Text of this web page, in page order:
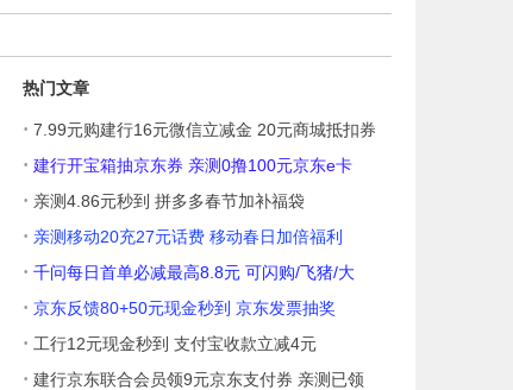
热门文章
· 7.99元购建行16元微信立减金 20元商城抵扣券
· 建行开宝箱抽京东券 亲测0撸100元京东e卡
· 亲测4.86元秒到 拼多多春节加补福袋
· 亲测移动20充27元话费 移动春日加倍福利
· 千问每日首单必减最高8.8元 可闪购/飞猪/大
· 京东反馈80+50元现金秒到 京东发票抽奖
· 工行12元现金秒到 支付宝收款立减4元
· 建行京东联合会员领9元京东支付券 亲测已领